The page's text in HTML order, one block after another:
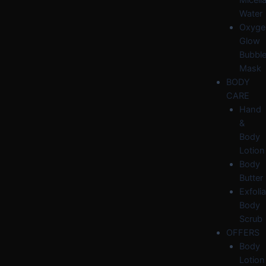
Water
Glow
Bubble
Mask
BODY
CARE
Hand
&
Body
Lotion
Body
Butter
Body
Scrub
OFFERS
Body
Lotion